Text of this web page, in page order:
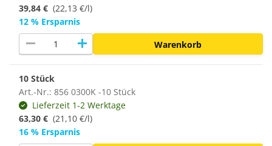
39,84 € (22,13 €/l)
12 % Ersparnis
remove add Warenkorb
10 Stück
Art.-Nr.: 856 0300K -10 Stück
Lieferzeit 1-2 Werktage
63,30 € (21,10 €/l)
16 % Ersparnis